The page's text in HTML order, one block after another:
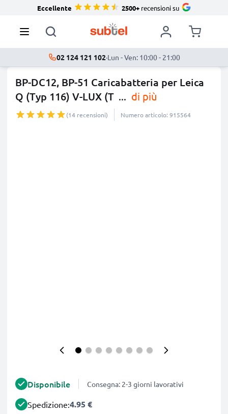
Eccellente 2500+recensioni su
02 124 121 102·Lun - Ven: 10:00 - 21:00
BP-DC12, BP-51 Caricabatteria per Leica
Q (Typ 116) V-LUX (T ... di più
(14 recensioni) Numero articolo: 915564
Disponibile Consegna: 2-3 giorni lavorativi
Spedizione:4.95 €